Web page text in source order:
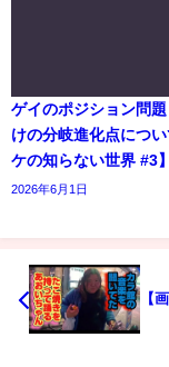
ゲイのポジション問
けの分岐進化点につ
ケの知らない世界 #3】
2026年6月1日
【